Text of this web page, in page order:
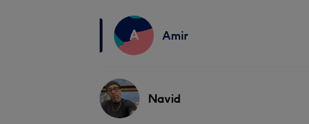
A Amir
Navid